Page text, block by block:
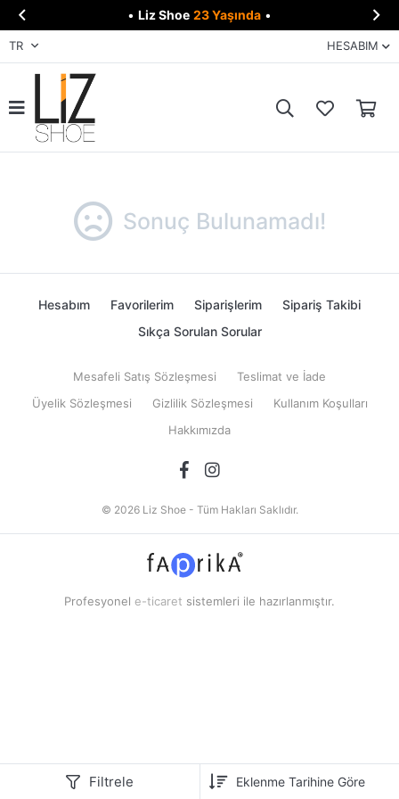
 • Liz Shoe 23 Yaşında • 
TR HESABIM
Filtrele
Sonuç Bulunamadı!
Hesabım Favorilerim Siparişlerim
Sipariş Takibi
Sıkça Sorulan Sorular
Mesafeli Satış Sözleşmesi
Teslimat ve İade
Üyelik Sözleşmesi
Gizlilik Sözleşmesi
Kullanım Koşulları
Hakkımızda
© 2026 Liz Shoe - Tüm Hakları Saklıdır.
Profesyonel e-ticaret sistemleri ile hazırlanmıştır.